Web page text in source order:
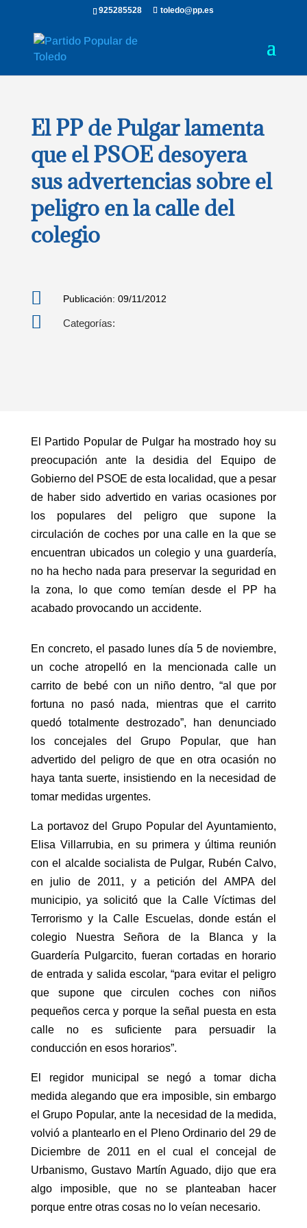
925285528 toledo@pp.es
El PP de Pulgar lamenta
que el PSOE desoyera
sus advertencias sobre el
peligro en la calle del
colegio
 Publicación: 09/11/2012
 Categorías:
El Partido Popular de Pulgar ha mostrado hoy su
preocupación ante la desidia del Equipo de
Gobierno del PSOE de esta localidad, que a pesar
de haber sido advertido en varias ocasiones por
los populares del peligro que supone la
circulación de coches por una calle en la que se
encuentran ubicados un colegio y una guardería,
no ha hecho nada para preservar la seguridad en
la zona, lo que como temían desde el PP ha
acabado provocando un accidente.
En concreto, el pasado lunes día 5 de noviembre,
un coche atropelló en la mencionada calle un
carrito de bebé con un niño dentro, “al que por
fortuna no pasó nada, mientras que el carrito
quedó totalmente destrozado”, han denunciado
los concejales del Grupo Popular, que han
advertido del peligro de que en otra ocasión no
haya tanta suerte, insistiendo en la necesidad de
tomar medidas urgentes.
La portavoz del Grupo Popular del Ayuntamiento,
Elisa Villarrubia, en su primera y última reunión
con el alcalde socialista de Pulgar, Rubén Calvo,
en julio de 2011, y a petición del AMPA del
municipio, ya solicitó que la Calle Víctimas del
Terrorismo y la Calle Escuelas, donde están el
colegio Nuestra Señora de la Blanca y la
Guardería Pulgarcito, fueran cortadas en horario
de entrada y salida escolar, “para evitar el peligro
que supone que circulen coches con niños
pequeños cerca y porque la señal puesta en esta
calle no es suficiente para persuadir la
conducción en esos horarios”.
El regidor municipal se negó a tomar dicha
medida alegando que era imposible, sin embargo
el Grupo Popular, ante la necesidad de la medida,
volvió a plantearlo en el Pleno Ordinario del 29 de
Diciembre de 2011 en el cual el concejal de
Urbanismo, Gustavo Martín Aguado, dijo que era
algo imposible, que no se planteaban hacer
porque entre otras cosas no lo veían necesario.